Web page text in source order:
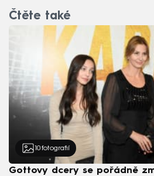
Čtěte také
10 fotografií
Gottovy dcery se pořádně